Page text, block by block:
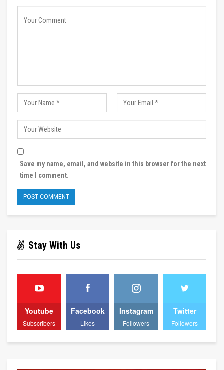
Save my name, email, and website in this browser for the next
time I comment.
Stay With Us
Youtube
Subscribers
Facebook
Likes
Instagram
Followers
Twitter
Followers